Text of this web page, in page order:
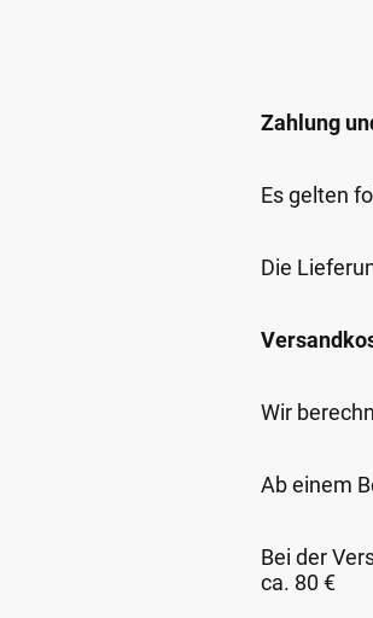
Zahlung
Es gelten
Die
Wir
Ab einem
Bei der
ca. 80 €